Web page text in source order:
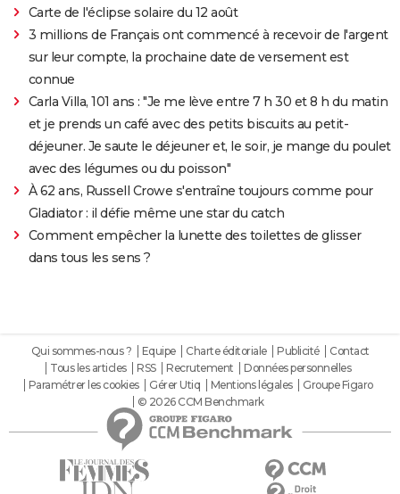
Carte de l'éclipse solaire du 12 août
3 millions de Français ont commencé à recevoir de l'argent
sur leur compte, la prochaine date de versement est
connue
Carla Villa, 101 ans : "Je me lève entre 7 h 30 et 8 h du matin
et je prends un café avec des petits biscuits au petit-
déjeuner. Je saute le déjeuner et, le soir, je mange du poulet
avec des légumes ou du poisson"
À 62 ans, Russell Crowe s'entraîne toujours comme pour
Gladiator : il défie même une star du catch
Comment empêcher la lunette des toilettes de glisser
dans tous les sens ?
Qui sommes-nous ? Equipe Charte éditoriale Publicité
Contact
Tous les articles
RSS Recrutement
Données personnelles
Paramétrer les cookies
Gérer Utiq Mentions légales
Groupe Figaro
© 2026 CCM Benchmark